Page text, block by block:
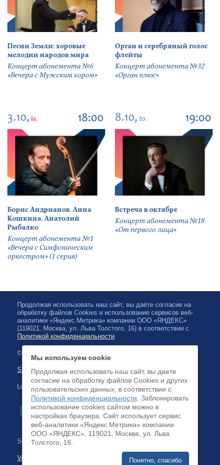
Песни Земли: хоровые
мелодии народов мира
Концерт абонемента №6
«Вечера с Мужским хором»
Орган и серебряный голос
флейты
Концерт абонемента №32
«Орган плюс»
3.10, la. 18:00
Борис Андрианов. Анна
Кошкина. Анатолий
Рыбалко
Концерт абонемента №1
«Вечера с Симфоническим
оркестром» (1 серия)
8.10, to. 19:00
Встреча в октябре
Концерт абонемента №18
«От первого лица»
Продолжая использовать наш сайт, вы даёте согласие на
обработку файлов Cookies и использование сервисов веб-
аналитики «Яндекс.Метрика» компании ООО «ЯНДЕКС»
(119021, Москва, ул. Льва Толстого, 16) в соответствии с
Политикой конфиденциальности.
© 2026, Karjalan valtionfilharmonia
Sivuston kartta
Luottokortilla maksaminen on saatavilla
Sivuston kehittäminen:
Verkkoliiketoimintajärjestelmä
Мы используем cookie
Продолжая использовать наш сайт, вы даете
согласие на обработку файлов Cookies и других
пользовательских данных, в соответствии с
Политикой конфиденциальности . Заблокировать
использование cookies сайтом можно в
настройках браузера. Cайт использует сервис
веб-аналитики «Яндекс.Метрика» компании
ООО «ЯНДЕКС», 119021, Москва, ул. Льва
Толстого, 16.
Понятно, спасибо